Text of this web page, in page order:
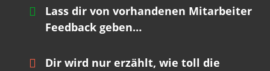
Lass dir von vorhandenen Mitarbeiter
Feedback geben…
Dir wird nur erzählt, wie toll die